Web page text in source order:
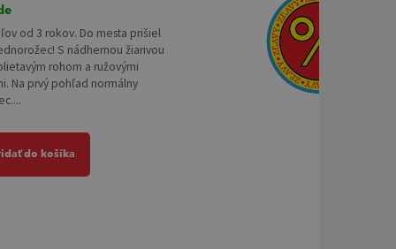
od 3 rokov. Do mesta prišiel
S nádhernou žiarivou
rohom a ružovými
Na prvý pohľad normálny
do košíka